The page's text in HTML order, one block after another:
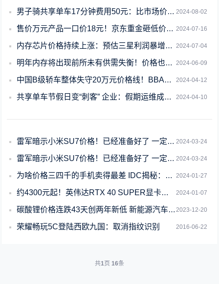
2024-08-02
男子骑共享单车17分钟费用50元：比市场价高出16倍多
2024-07-16
售价万元产品一口价18元！京东重金砸低价：京东超级18将上线
2024-07-04
内存芯片价格持续上涨：预估三星利润暴增1300%！
2024-06-09
明年内存将出现前所未有供需失衡！价格也水涨船高
2024-04-12
中国B级轿车整体失守20万元价格线！BBA打骨折促销
2024-04-10
共享单车节假日变“刺客” 企业：假期运维成本上涨
2024-03-24
雷军暗示小米SU7价格！已经准备好了 一定让大家觉得物超所值
2024-03-24
雷军暗示小米SU7价格！已经准备好了 一定让大家觉得所值
2024-01-27
为啥价格三四千的手机卖得最差 IDC揭秘：中国智能手机价格段呈K形分化趋势
2024-01-07
约4300元起！英伟达RTX 40 SUPER显卡价格曝光
2023-12-20
碳酸锂价格连跌43天创两年新低 新能源汽车还会更便宜
2016-06-22
荣耀畅玩5C登陆西欧九国：取消指纹识别
共1页 16条